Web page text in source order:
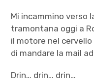
Mi incammino verso
tramontana oggi a
il motore nel cervello
di mandare la mail
Drin… drin… drin…